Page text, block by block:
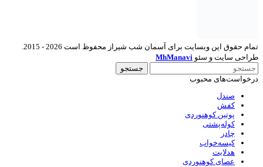
طراحی سایت و سئو MhManavi
جستجو
درخواست‌های محبوب
صندل
کفش
پوتین کوهنوردی
کوله‌پشتی
چادر
کیسه‌خواب
هدلایت
عصای کوهنوردی